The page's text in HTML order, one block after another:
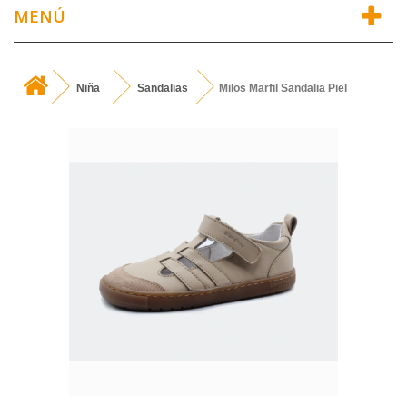
MENÚ
Niña Sandalias Milos Marfil Sandalia Piel